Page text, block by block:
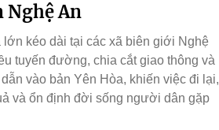
Nghệ An
lớn kéo dài tại các xã biên giới Nghệ
tuyến đường, chia cắt giao thông và
vào bản Yên Hòa, khiến việc đi lại,
và ổn định đời sống người dân gặp